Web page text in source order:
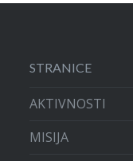
STRANICE
AKTIVNOSTI
MISIJA